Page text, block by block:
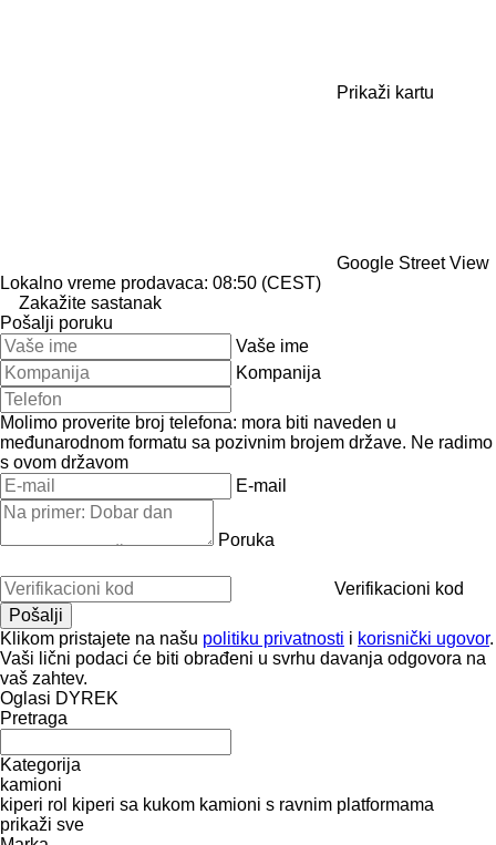
Prikaži kartu
Google Street View
Lokalno vreme prodavaca: 08:50 (CEST)
Zakažite sastanak
Pošalji poruku
Vaše ime
Kompanija
Molimo proverite broj telefona: mora biti naveden u
međunarodnom formatu sa pozivnim brojem države. Ne radimo
s ovom državom
E-mail
Poruka
Verifikacioni kod
Klikom pristajete na našu politiku privatnosti i korisnički ugovor.
Vaši lični podaci će biti obrađeni u svrhu davanja odgovora na
vaš zahtev.
Oglasi DYREK
Pretraga
Kategorija
kamioni
kiperi rol kiperi sa kukom kamioni s ravnim platformama
prikaži sve